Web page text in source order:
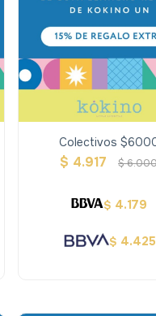
Colectivos
$ 4.917 $
$ 4.179
$ 4.425